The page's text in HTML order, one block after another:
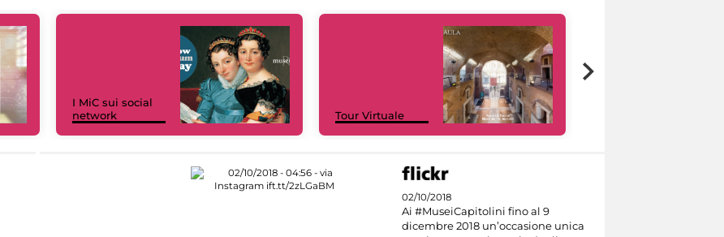
I MiC sui social
network
Tour Virtuale
02/10/2018
Ai #MuseiCapitolini fino al 9
dicembre 2018 un’occasione unica